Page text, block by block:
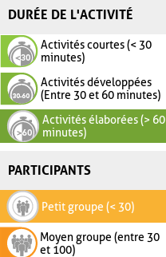
DURÉE DE L'ACTIVITÉ
Activités courtes (< 30
minutes)
Activités développées
(Entre 30 et 60 minutes)
Activités élaborées (> 60
minutes)
PARTICIPANTS
Petit groupe (< 30)
Moyen groupe (entre 30
et 100)